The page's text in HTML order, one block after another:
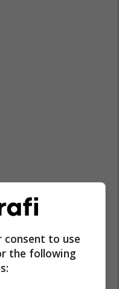
consent to use
the following